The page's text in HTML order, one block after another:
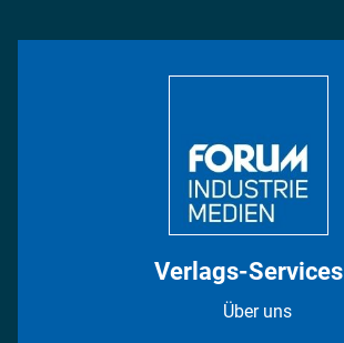
Verlags-Services
Über uns